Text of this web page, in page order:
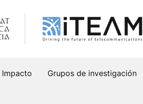
Impacto Grupos de investigación